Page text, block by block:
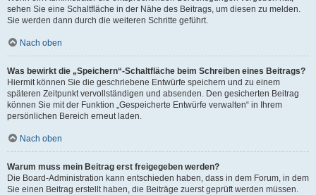
sehen Sie eine Schaltfläche in der Nähe des Beitrags, um diesen zu melden.
Sie werden dann durch die weiteren Schritte geführt.
Nach oben
Was bewirkt die „Speichern“-Schaltfläche beim Schreiben eines Beitrags?
Hiermit können Sie die geschriebene Entwürfe speichern und zu einem
späteren Zeitpunkt vervollständigen und absenden. Den gesicherten Beitrag
können Sie mit der Funktion „Gespeicherte Entwürfe verwalten“ in Ihrem
persönlichen Bereich erneut laden.
Nach oben
Warum muss mein Beitrag erst freigegeben werden?
Die Board-Administration kann entschieden haben, dass in dem Forum, in dem
Sie einen Beitrag erstellt haben, die Beiträge zuerst geprüft werden müssen.